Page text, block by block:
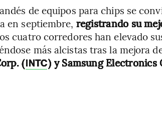
de equipos para chips se
en septiembre, registrando su
cuatro corredores han elevado
más alcistas tras la mejora
(INTC) y Samsung Electronics